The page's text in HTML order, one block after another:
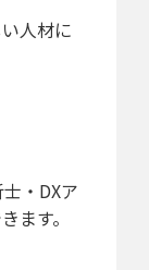
人材に
・DXア
ます。